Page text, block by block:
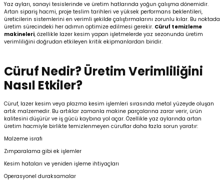
Yaz ayları, sanayi tesislerinde ve üretim hatlarında yoğun çalışma dönemidir.
Artan sipariş hacmi, proje teslim tarihleri ve yüksek performans beklentileri,
üreticilerin sistemlerini en verimli şekilde çalıştırmalarını zorunlu kılar. Bu noktada
üretim sürecindeki her adımın optimize edilmesi gerekir. Cüruf temizleme
makineleri, özellikle lazer kesim yapan işletmelerde yaz sezonunda üretim
verimliliğini doğrudan etkileyen kritik ekipmanlardan biridir.
Cüruf Nedir? Üretim Verimliliğini
Nasıl Etkiler?
Cüruf, lazer kesim veya plazma kesim işlemleri sırasında metal yüzeyde oluşan
artık malzemedir. Bu artıklar zamanla makine parçalarına zarar verir, ürün
kalitesini düşürür ve iş gücü kaybına yol açar. Özellikle yaz aylarında artan
üretim hacmiyle birlikte temizlenmeyen cüruflar daha fazla sorun yaratır:
Malzeme israfı
Zımparalama gibi ek işlemler
Kesim hataları ve yeniden işleme ihtiyaçları
Operasyonel duraksamalar